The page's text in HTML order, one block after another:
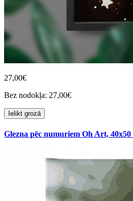
27,00€
Bez nodokļa: 27,00€
Ielikt grozā
Glezna pēc numuriem Oh Art, 40x50